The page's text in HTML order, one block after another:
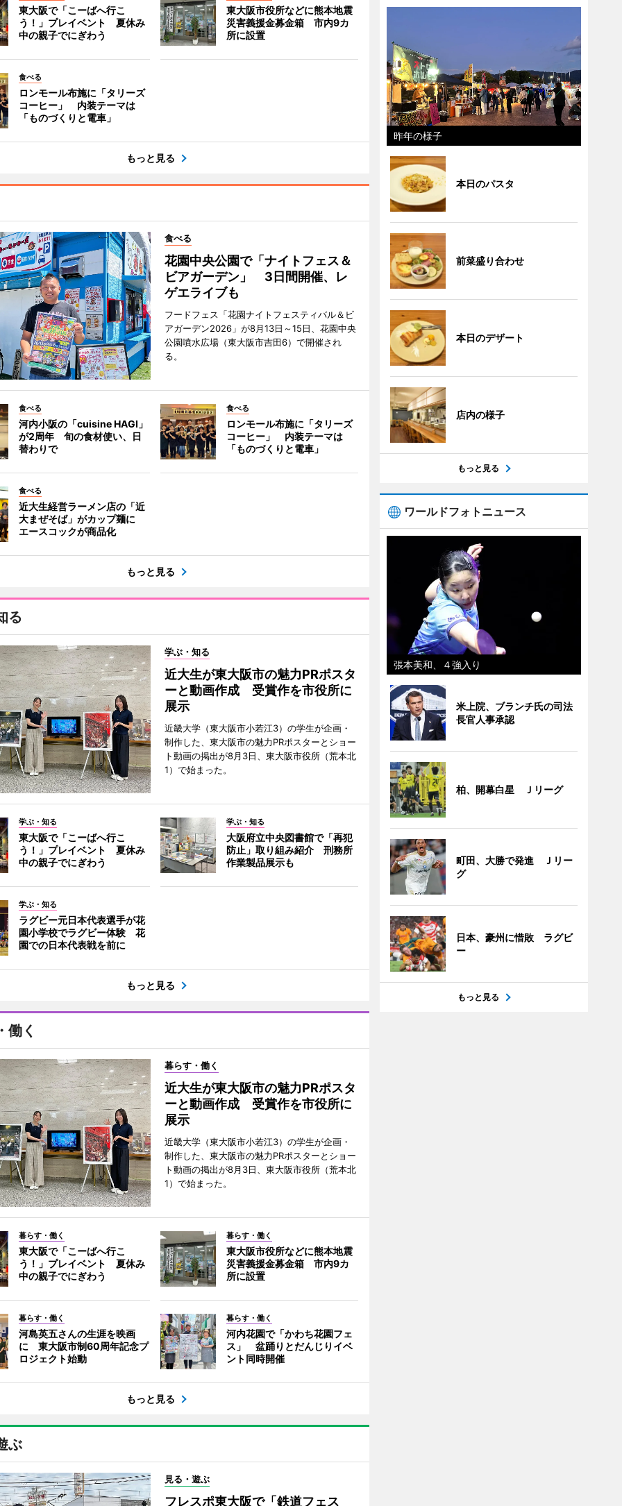
東大阪で「こーばへ行こ
う！」プレイベント 夏休み
中の親子でにぎわう
東大阪市役所などに熊本地震
災害義援金募金箱 市内9カ
所に設置
食べる
ロンモール布施に「タリーズ
コーヒー」 内装テーマは
「ものづくりと電車」
もっと見る
食べる
花園中央公園で「ナイトフェス＆
ビアガーデン」 3日間開催、レ
ゲエライブも
フードフェス「花園ナイトフェスティバル＆ビ
アガーデン2026」が8月13日～15日、花園中央
公園噴水広場（東大阪市吉田6）で開催され
る。
食べる
河内小阪の「cuisine HAGI」
が2周年 旬の食材使い、日
替わりで
食べる
ロンモール布施に「タリーズ
コーヒー」 内装テーマは
「ものづくりと電車」
食べる
近大生経営ラーメン店の「近
大まぜそば」がカップ麺に
エースコックが商品化
もっと見る
る
学ぶ・知る
近大生が東大阪市の魅力PRポスタ
ーと動画作成 受賞作を市役所に
展示
近畿大学（東大阪市小若江3）の学生が企画・
制作した、東大阪市の魅力PRポスターとショー
ト動画の掲出が8月3日、東大阪市役所（荒本北
1）で始まった。
学ぶ・知る
東大阪で「こーばへ行こ
う！」プレイベント 夏休み
中の親子でにぎわう
学ぶ・知る
大阪府立中央図書館で「再犯
防止」取り組み紹介 刑務所
作業製品展示も
学ぶ・知る
ラグビー元日本代表選手が花
園小学校でラグビー体験 花
園での日本代表戦を前に
もっと見る
働く
暮らす・働く
近大生が東大阪市の魅力PRポスタ
ーと動画作成 受賞作を市役所に
展示
近畿大学（東大阪市小若江3）の学生が企画・
制作した、東大阪市の魅力PRポスターとショー
ト動画の掲出が8月3日、東大阪市役所（荒本北
1）で始まった。
暮らす・働く
東大阪で「こーばへ行こ
う！」プレイベント 夏休み
中の親子でにぎわう
暮らす・働く
東大阪市役所などに熊本地震
災害義援金募金箱 市内9カ
所に設置
暮らす・働く
河島英五さんの生涯を映画
に 東大阪市制60周年記念プ
ロジェクト始動
暮らす・働く
河内花園で「かわち花園フェ
ス」 盆踊りとだんじりイベ
ント同時開催
もっと見る
ぶ
見る・遊ぶ
フレスポ東大阪で「鉄道フェス
昨年の様子
本日のパスタ
前菜盛り合わせ
本日のデザート
店内の様子
もっと見る
ワールドフォトニュース
張本美和、４強入り
米上院、ブランチ氏の司法
長官人事承認
柏、開幕白星 Ｊリーグ
町田、大勝で発進 Ｊリー
グ
日本、豪州に惜敗 ラグビ
ー
もっと見る